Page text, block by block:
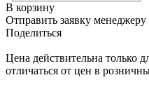
В корзину
Отправить заявку менеджеру
Поделиться
Цена действительна только
отличаться от цен в